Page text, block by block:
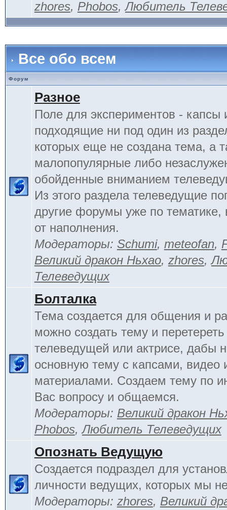
zhores, Phobos,Любитель
Все обо всем
Форум
Разное
Поле для экспериментов - капсы
подходящие ни под один из
которых еще не создана тема, а
малопопулярные либо
обойденные вниманием
Из этого раздела телеведущие
другие форумы уже по тематике,
от наполнения.
Модераторы: Schumi, meteofan,
Великий дракон Ньхао, zhores,
Телеведущих
Болталка
Тема создается для общения и
можно создать тему и перетереть
телеведущей или актрисе, дабы
основную тему с капсами, видео
материалами. Создаем тему по
Вас вопросу и общаемся.
Модераторы: Великий дракон
Phobos,Любитель Телеведущих
Опознать Ведущую
Создается подраздел для
личности ведущих, которых мы
Модераторы: zhores, Великий